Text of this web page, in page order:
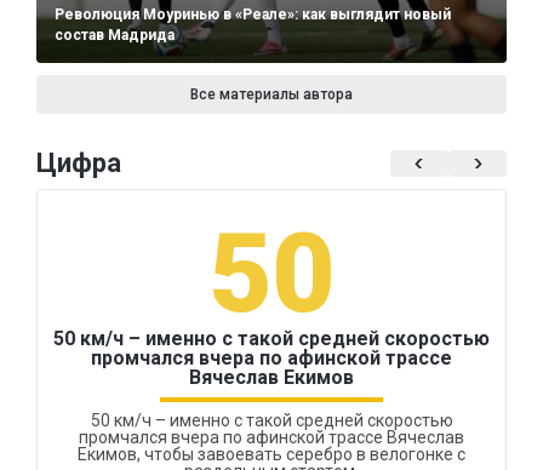
Революция Моуринью в «Реале»: как выглядит новый
состав Мадрида
Все материалы автора
Цифра
50
50 км/ч – именно с такой средней скоростью
промчался вчера по афинской трассе
Вячеслав Екимов
50 км/ч – именно с такой средней скоростью
промчался вчера по афинской трассе Вячеслав
Екимов, чтобы завоевать серебро в велогонке с